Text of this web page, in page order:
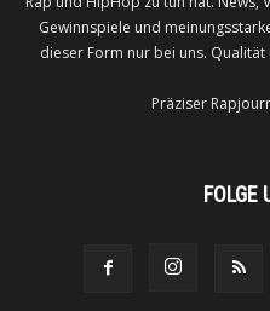
Gewinnspiele und
dieser Form nur bei uns. Qualität
Präziser
FOLGE